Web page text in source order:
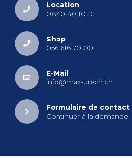
Loca­tion
0840 40 10 10
Shop
056 616 70 00
E-Mail
info@​max-​urech.​ch
For­mu­laire de contact
Conti­nuer à la demande